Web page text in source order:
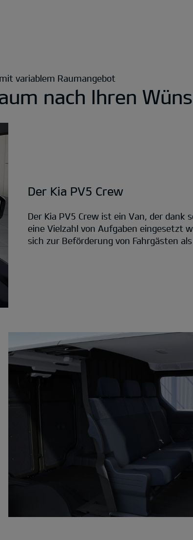
variablem Raumangebot
nach Ihren
Der Kia PV5 Crew
Der Kia PV5 Crew ist ein Van, der dank
eine Vielzahl von Aufgaben eingesetzt
sich zur Beförderung von Fahrgästen